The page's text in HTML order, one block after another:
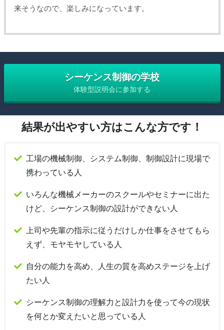
来そうなので、楽しみになっています。
シーケンス制御の学校
体験型説明会に参加する
結果が出やすい方はこんな方です！
工場の機械制御、システム制御、制御設計に現場で
携わっている人
いろんな機械メーカーのスクールやセミナーに出た
けど、シーケンス制御の設計ができない人
上司や先輩の指示に従うだけしか仕事をさせてもら
えず、モヤモヤしている人
自分の能力を高め、人生の質を高めステージを上げ
たい人
シーケンス制御の理解力と設計力を使って今の現状
を何とか変えたいと思っている人